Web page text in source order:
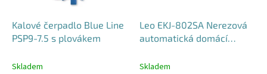
Kalové čerpadlo Blue Line
PSP9-7.5 s plovákem
Skladem
Leo EKJ-802SA Nerezová
automatická domácí
zahrady,
Skladem